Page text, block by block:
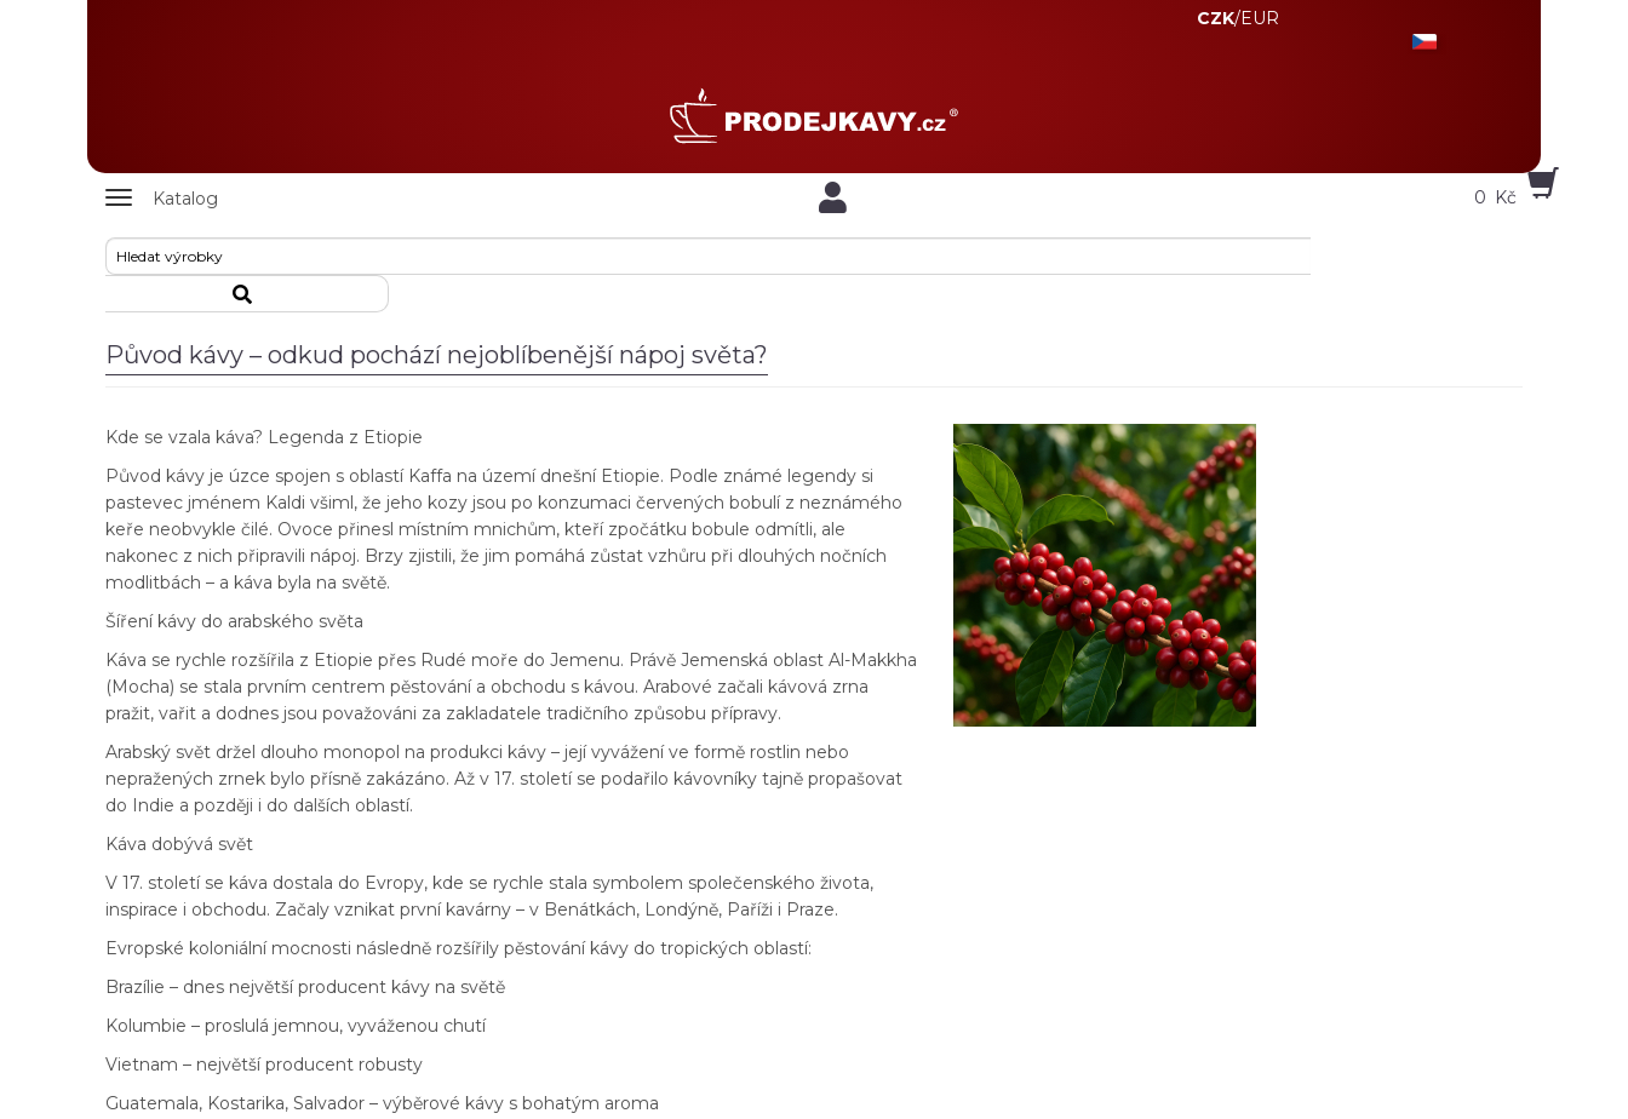
CZK/EUR
Zobrazit
Katalog 0 Kč
Původ kávy – odkud pochází nejoblíbenější nápoj světa?
Kde se vzala káva? Legenda z Etiopie
Původ kávy je úzce spojen s oblastí Kaffa na území dnešní Etiopie. Podle známé legendy si
pastevec jménem Kaldi všiml, že jeho kozy jsou po konzumaci červených bobulí z neznámého
keře neobvykle čilé. Ovoce přinesl místním mnichům, kteří zpočátku bobule odmítli, ale
nakonec z nich připravili nápoj. Brzy zjistili, že jim pomáhá zůstat vzhůru při dlouhých nočních
modlitbách – a káva byla na světě.
Šíření kávy do arabského světa
Káva se rychle rozšířila z Etiopie přes Rudé moře do Jemenu. Právě Jemenská oblast Al-Makkha
(Mocha) se stala prvním centrem pěstování a obchodu s kávou. Arabové začali kávová zrna
pražit, vařit a dodnes jsou považováni za zakladatele tradičního způsobu přípravy.
Arabský svět držel dlouho monopol na produkci kávy – její vyvážení ve formě rostlin nebo
nepražených zrnek bylo přísně zakázáno. Až v 17. století se podařilo kávovníky tajně propašovat
do Indie a později i do dalších oblastí.
Káva dobývá svět
V 17. století se káva dostala do Evropy, kde se rychle stala symbolem společenského života,
inspirace i obchodu. Začaly vznikat první kavárny – v Benátkách, Londýně, Paříži i Praze.
Evropské koloniální mocnosti následně rozšířily pěstování kávy do tropických oblastí:
Brazílie – dnes největší producent kávy na světě
Kolumbie – proslulá jemnou, vyváženou chutí
Vietnam – největší producent robusty
Guatemala, Kostarika, Salvador – výběrové kávy s bohatým aroma